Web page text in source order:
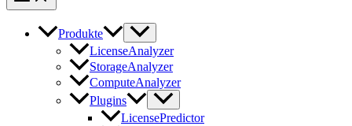
Produkte
LicenseAnalyzer
StorageAnalyzer
ComputeAnalyzer
Plugins
LicensePredictor